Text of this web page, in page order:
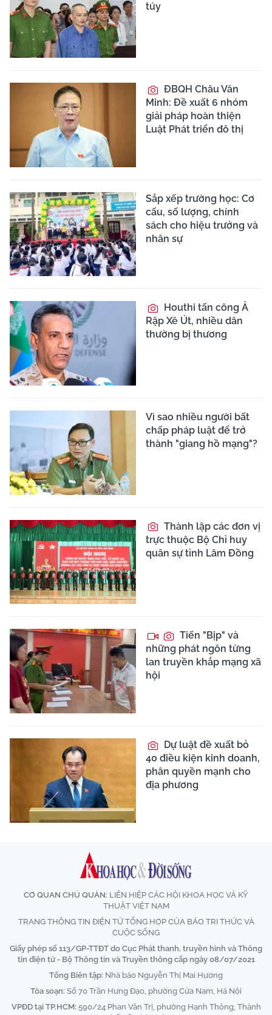
túy
ĐBQH Châu Văn
Minh: Đề xuất 6 nhóm
giải pháp hoàn thiện
Luật Phát triển đô thị
Sắp xếp trường học: Cơ
cấu, số lượng, chính
sách cho hiệu trưởng và
nhân sự
Houthi tấn công Ả
Rập Xê Út, nhiều dân
thường bị thương
Vì sao nhiều người bất
chấp pháp luật để trở
thành "giang hồ mạng"?
Thành lập các đơn vị
trực thuộc Bộ Chỉ huy
quân sự tỉnh Lâm Đồng
Tiến "Bịp" và
những phát ngôn từng
lan truyền khắp mạng xã
hội
Dự luật đề xuất bỏ
40 điều kiện kinh doanh,
phân quyền mạnh cho
địa phương
CƠ QUAN CHỦ QUẢN: LIÊN HIỆP CÁC HỘI KHOA HỌC VÀ KỸ
THUẬT VIỆT NAM
TRANG THÔNG TIN ĐIỆN TỬ TỔNG HỢP CỦA BÁO TRI THỨC VÀ
CUỘC SỐNG
Giấy phép số 113/GP-TTĐT do Cục Phát thanh, truyền hình và Thông
tin điện tử - Bộ Thông tin và Truyền thông cấp ngày 08/07/2021
Tổng Biên tập: Nhà báo Nguyễn Thị Mai Hương
Tòa soạn: Số 70 Trần Hưng Đạo, phường Cửa Nam, Hà Nội
VPĐD tại TP.HCM: 590/24 Phan Văn Trị, phường Hạnh Thông, Thành